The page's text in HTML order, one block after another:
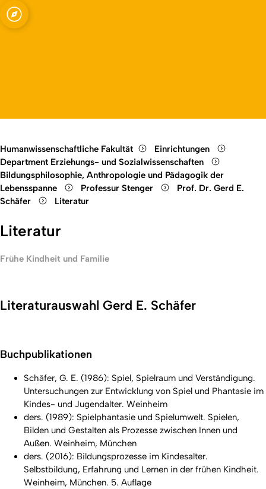
-
Open quicklink menu
Humanwissenschaftliche Fakultät
Einrichtungen
Department Erziehungs- und Sozialwissenschaften
Bildungsphilosophie, Anthropologie und Pädagogik der
Lebensspanne
Professur Stenger
Prof. Dr. Gerd E.
Schäfer
Literatur
Literatur
Frühe Kindheit und Familie
Literaturauswahl Gerd E. Schäfer
Buchpublikationen
Schäfer, G. E. (1986): Spiel, Spielraum und Verständigung.
Untersuchungen zur Entwicklung von Spiel und Phantasie im
Kindes- und Jugendalter. Weinheim
ders. (1989): Spielphantasie und Spielumwelt. Spielen,
Bilden und Gestalten als Prozesse zwischen Innen und
Außen. Weinheim, München
ders. (2016): Bildungsprozesse im Kindesalter.
Selbstbildung, Erfahrung und Lernen in der frühen Kindheit.
Weinheim, München. 5. Auflage